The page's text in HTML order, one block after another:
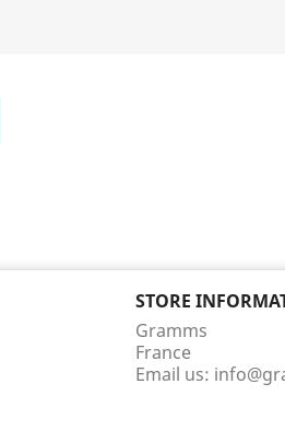
STORE
Gramms
France
Email us: